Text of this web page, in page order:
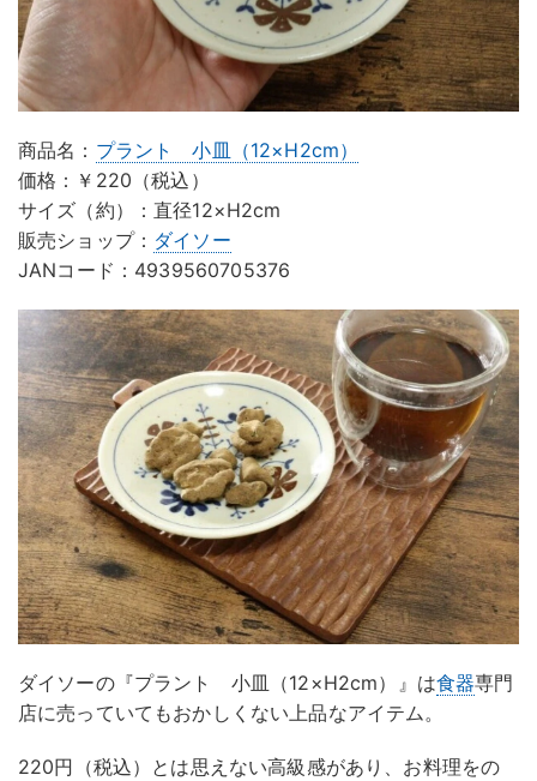
商品名： プラント 小皿（12×H2cm）
価格：￥220（税込）
サイズ（約）：直径12×H2cm
販売ショップ： ダイソー
JANコード：4939560705376
ダイソーの『プラント 小皿（12×H2cm）』は食器専門
店に売っていてもおかしくない上品なアイテム。
220円（税込）とは思えない高級感があり、お料理をの